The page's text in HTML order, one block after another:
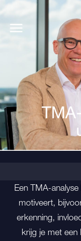
Een TMA-
motiveert,
erkenning,
krijg je met een